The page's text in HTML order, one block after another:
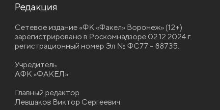
Редакция
Сетевое издание «ФК «Факел» Воронеж» (12+)
зарегистрировано в Роскомнадзоре 02.12.2024 г.
регистрационный номер Эл № ФС77 – 88735.
Учредитель
АФК «ФАКЕЛ»
Главный редактор
Левшаков Виктор Сергеевич